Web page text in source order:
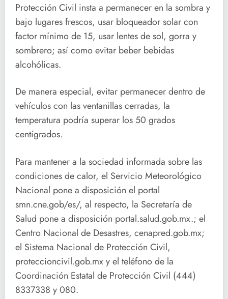
Protección Civil insta a permanecer en la sombra y
bajo lugares frescos, usar bloqueador solar con
factor mínimo de 15, usar lentes de sol, gorra y
sombrero; así como evitar beber bebidas
alcohólicas.
De manera especial, evitar permanecer dentro de
vehículos con las ventanillas cerradas, la
temperatura podría superar los 50 grados
centígrados.
Para mantener a la sociedad informada sobre las
condiciones de calor, el Servicio Meteorológico
Nacional pone a disposición el portal
smn.cne.gob/es/, al respecto, la Secretaría de
Salud pone a disposición portal.salud.gob.mx.; el
Centro Nacional de Desastres, cenapred.gob.mx;
el Sistema Nacional de Protección Civil,
proteccioncivil.gob.mx y el teléfono de la
Coordinación Estatal de Protección Civil (444)
8337338 y 080.